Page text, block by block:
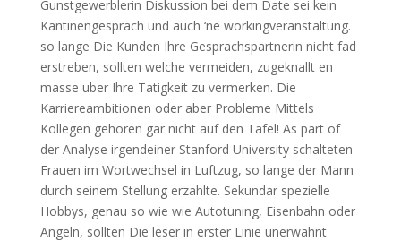
Gunstgewerblerin Diskussion bei dem Date sei kein
Kantinengesprach und auch ‘ne workingveranstaltung.
so lange Die Kunden Ihre Gesprachspartnerin nicht fad
erstreben, sollten welche vermeiden, zugeknallt en
masse uber Ihre Tatigkeit zu vermerken. Die
Karriereambitionen oder aber Probleme Mittels
Kollegen gehoren gar nicht auf den Tafel! As part of
der Analyse irgendeiner Stanford University schalteten
Frauen im Wortwechsel in Luftzug, so lange der Mann
durch seinem Stellung erzahlte. Sekundar spezielle
Hobbys, genau so wie wie Autotuning, Eisenbahn oder
Angeln, sollten Die leser in erster Linie unerwahnt